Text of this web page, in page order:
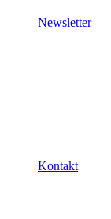
Newsletter
Kontakt